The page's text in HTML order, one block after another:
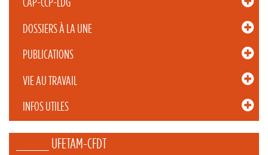
DOSSIERS À LA UNE
PUBLICATIONS
VIE AU TRAVAIL
INFOS UTILES
_____ UFETAM-CFDT